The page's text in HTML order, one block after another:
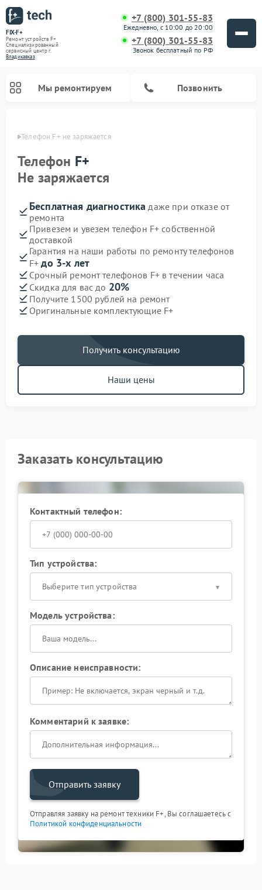
FIX-F+
Ремонт устройств F+
Специализированный
cервисный центр г.
Владикавказ
+7 (800) 301-55-83
Ежедневно, с 10:00 до 20:00
+7 (800) 301-55-83
Звонок бесплатный по РФ
Мы ремонтируем Позвонить
Телефон F+ не заряжается
Телефон F+
Не заряжается
Бесплатная диагностика даже при отказе от
ремонта
Привезем и увезем телефон F+ собственной
доставкой
Гарантия на наши работы по ремонту телефонов
F+до 3-х лет
Срочный ремонт телефонов F+ в течении часа
Скидка для вас до 20%
Получите 1500 рублей на ремонт
Оригинальные комплектующие F+
Получить консультацию
Наши цены
Заказать консультацию
Контактный телефон:
Тип устройства:
Выберите тип устройства
Модель устройства:
Описание неисправности:
Комментарий к заявке:
Отправить заявку
Отправляя заявку на ремонт техники F+, Вы соглашаетесь с
Политикой конфиденциальности